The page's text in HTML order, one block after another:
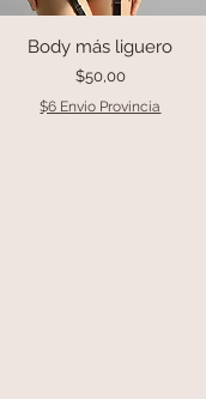
Vista rápida
Body más liguero
Precio
$50,00
$6 Envio Provincia